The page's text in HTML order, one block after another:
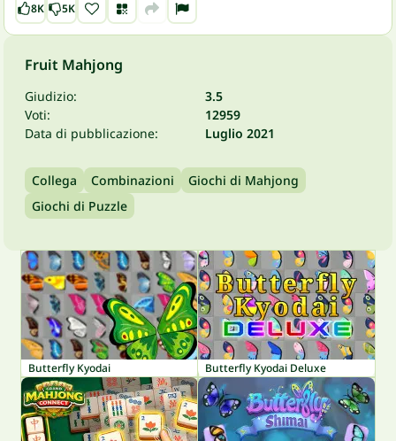
8K 5K
Fruit Mahjong
Giudizio:
3.5
Voti:
12959
Data di pubblicazione:
Luglio 2021
Collega Combinazioni
Giochi di Mahjong
Giochi di Puzzle
Butterfly Kyodai Butterfly Kyodai Deluxe